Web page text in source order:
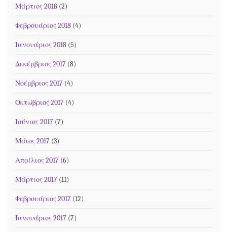
Μάρτιος 2018 (2)
Φεβρουάριος 2018 (4)
Ιανουάριος 2018 (5)
Δεκέμβριος 2017 (8)
Νοέμβριος 2017 (4)
Οκτώβριος 2017 (4)
Ιούνιος 2017 (7)
Μάιος 2017 (3)
Απρίλιος 2017 (6)
Μάρτιος 2017 (11)
Φεβρουάριος 2017 (12)
Ιανουάριος 2017 (7)